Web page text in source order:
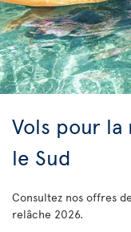
Vols pour la
le Sud
Consultez nos offres
relâche 2026.